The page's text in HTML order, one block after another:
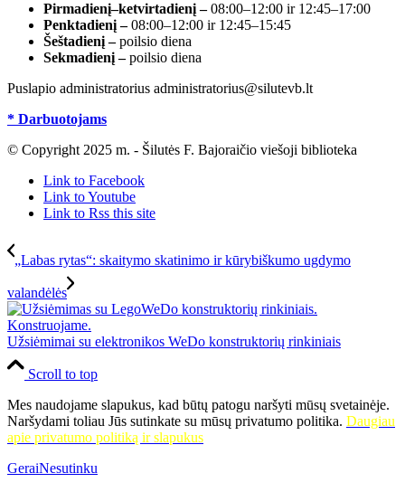
Pirmadienį–ketvirtadienį –08:00–12:00 ir 12:45–17:00
Penktadienį –08:00–12:00 ir 12:45–15:45
Šeštadienį –poilsio diena
Sekmadienį –poilsio diena
Puslapio administratorius administratorius@silutevb.lt
* Darbuotojams
© Copyright 2025 m. - Šilutės F. Bajoraičio viešoji biblioteka
Link to Facebook
Link to Youtube
Link to Rss this site
„Labas rytas“: skaitymo skatinimo ir kūrybiškumo ugdymo
valandėlės
Užsiėmimai su elektronikos WeDo konstruktorių rinkiniais
Scroll to top
Mes naudojame slapukus, kad būtų patogu naršyti mūsų svetainėje.
Naršydami toliau Jūs sutinkate su mūsų privatumo politika. Daugiau
apie privatumo politiką ir slapukus
GeraiNesutinku